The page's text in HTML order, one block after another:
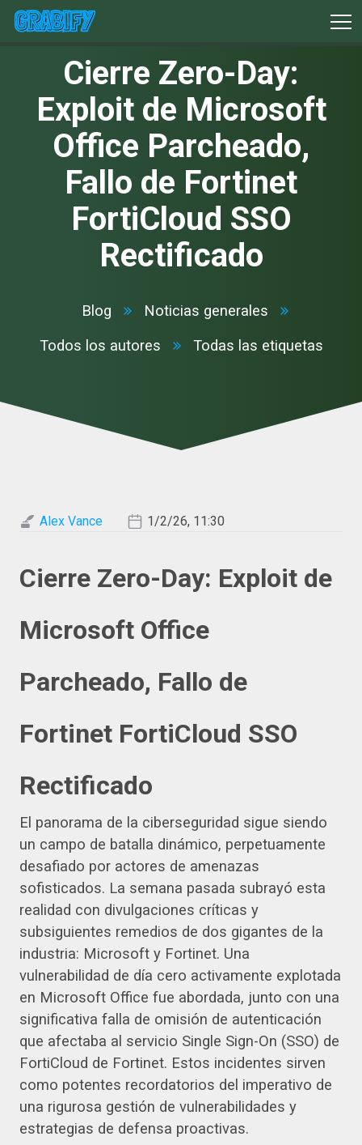
Cierre Zero-Day:
Exploit de Microsoft
Office Parcheado,
Fallo de Fortinet
FortiCloud SSO
Rectificado
Blog Noticias generales
Todos los autores Todas las etiquetas
Alex Vance 1/2/26, 11:30
Cierre Zero-Day: Exploit de
Microsoft Office
Parcheado, Fallo de
Fortinet FortiCloud SSO
Rectificado
El panorama de la ciberseguridad sigue siendo
un campo de batalla dinámico, perpetuamente
desafiado por actores de amenazas
sofisticados. La semana pasada subrayó esta
realidad con divulgaciones críticas y
subsiguientes remedios de dos gigantes de la
industria: Microsoft y Fortinet. Una
vulnerabilidad de día cero activamente explotada
en Microsoft Office fue abordada, junto con una
significativa falla de omisión de autenticación
que afectaba al servicio Single Sign-On (SSO) de
FortiCloud de Fortinet. Estos incidentes sirven
como potentes recordatorios del imperativo de
una rigurosa gestión de vulnerabilidades y
estrategias de defensa proactivas.